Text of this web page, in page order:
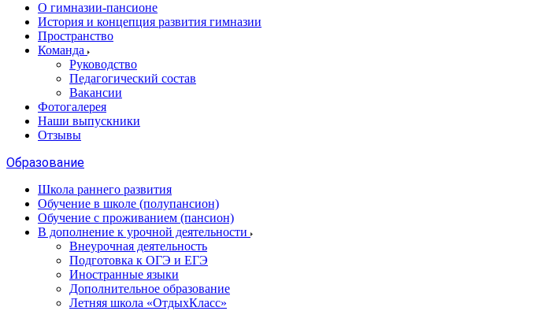
О гимназии-пансионе
История и концепция развития гимназии
Пространство
Команда
Руководство
Педагогический состав
Вакансии
Фотогалерея
Наши выпускники
Отзывы
Образование
Школа раннего развития
Обучение в школе (полупансион)
Обучение с проживанием (пансион)
В дополнение к урочной деятельности
Внеурочная деятельность
Подготовка к ОГЭ и ЕГЭ
Иностранные языки
Дополнительное образование
Летняя школа «ОтдыхКласс»